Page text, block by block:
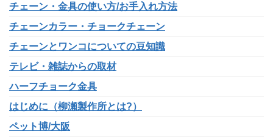
チェーン・金具の使い方/お手入れ方法
チェーンカラー・チョークチェーン
チェーンとワンコについての豆知識
テレビ・雑誌からの取材
ハーフチョーク金具
はじめに（柳瀬製作所とは?）
ペット博/大阪